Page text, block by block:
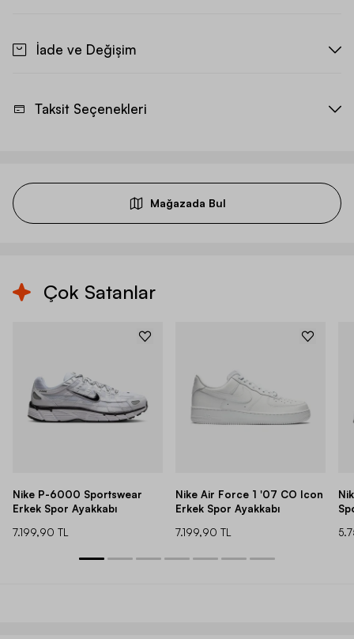
İade ve Değişim
Taksit Seçenekleri
Mağazada Bul
Çok Satanlar
Nike P-6000 Sportswear
Erkek Spor Ayakkabı
7.199,90 TL
Nike Air Force 1 '07 CO Icon
Erkek Spor Ayakkabı
7.199,90 TL